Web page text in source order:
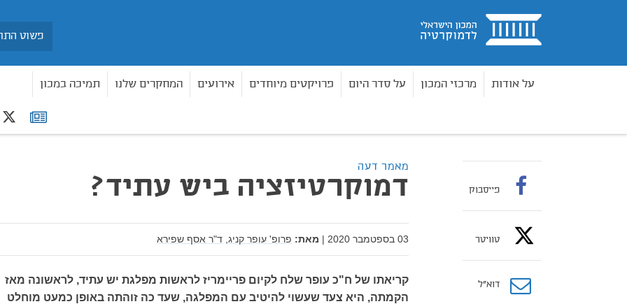
בית
על אודות מרכזי המכון על סדר היום פרויקטים מיוחדים אירועים המחקרים שלנו תמיכה במכון
תפוצה
מאמר דעה
דמוקרטיזציה ביש עתיד?
03 בספטמבר 2020 | מאת: פרופ' עופר קניג, ד"ר אסף שפירא
קריאתו של ח"כ עופר שלח לקיום פריימריז לראשות מפלגת יש עתיד, לראשונה מאז
הקמתה, היא צעד שעשוי להיטיב עם המפלגה, שעד כה זוהתה באופן כמעט מוחלט
פייסבוק
טוויטר
דוא”ל